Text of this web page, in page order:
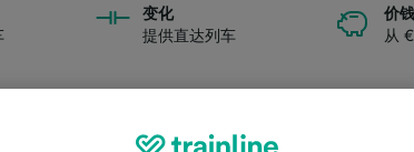
变化
提供直达列车
价钱
从